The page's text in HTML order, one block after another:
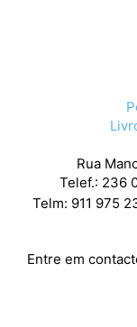
Rua
Telef.: 236
Telm: 911 975
Entre em